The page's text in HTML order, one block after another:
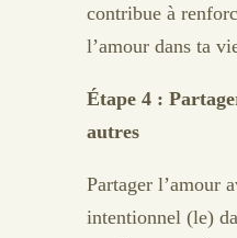
contribue à
l’amour dans ta
Étape 4 :
autres
Partager l’amour
intentionnel (le)